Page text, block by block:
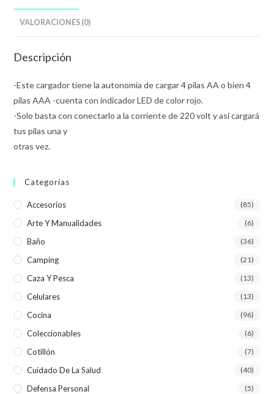
VALORACIONES (0)
Descripción
-Este cargador tiene la autonomía de cargar 4 pilas AA o bien 4
pilas AAA -cuenta con indicador LED de color rojo.
-Solo basta con conectarlo a la corriente de 220 volt y así cargará
tus pilas una y
otras vez.
Categorías
Accesorios (85)
Arte Y Manualidades (6)
Baño (36)
Camping (21)
Caza Y Pesca (13)
Celulares (13)
Cocina (96)
Coleccionables (6)
Cotillón (7)
Cuidado De La Salud (40)
Defensa Personal (5)